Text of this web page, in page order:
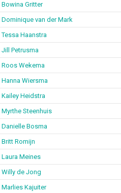
Bowina Gritter
Dominique van der Mark
Tessa Haanstra
Jill Petrusma
Roos Wekema
Hanna Wiersma
Kailey Heidstra
Myrthe Steenhuis
Danielle Bosma
Britt Romijn
Laura Meines
Willy de Jong
Marlies Kajuiter